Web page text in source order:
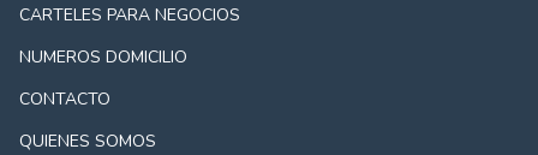
CARTELES PARA NEGOCIOS
NUMEROS DOMICILIO
CONTACTO
QUIENES SOMOS